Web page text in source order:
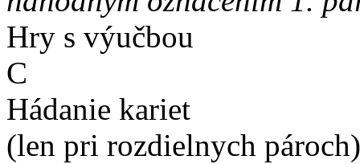
Hry s výučbou
C
Hádanie kariet
(len pri rozdielnych pároch)